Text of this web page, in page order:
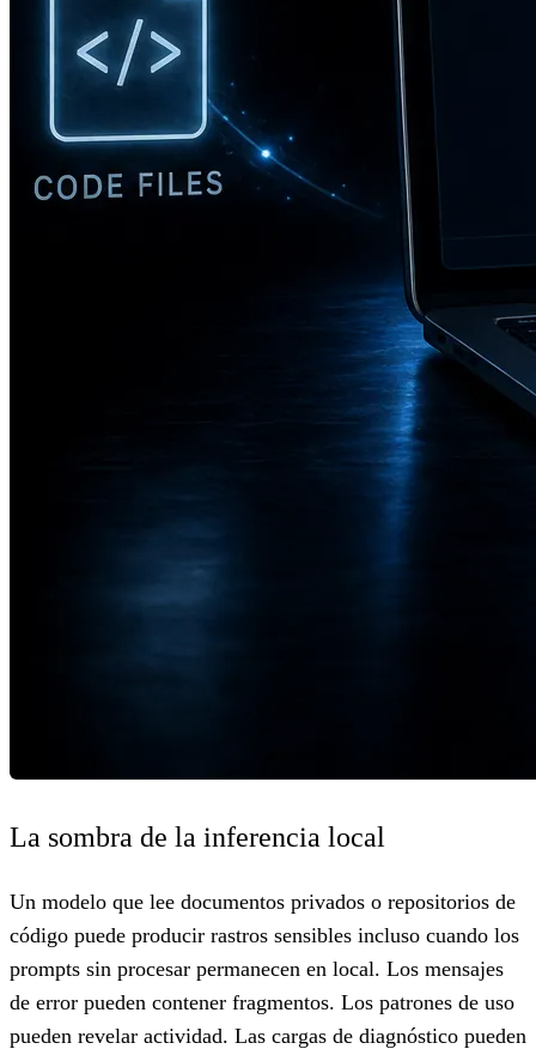
La sombra de la inferencia local
Un modelo que lee documentos privados o repositorios de
código puede producir rastros sensibles incluso cuando los
prompts sin procesar permanecen en local. Los mensajes
de error pueden contener fragmentos. Los patrones de uso
pueden revelar actividad. Las cargas de diagnóstico pueden